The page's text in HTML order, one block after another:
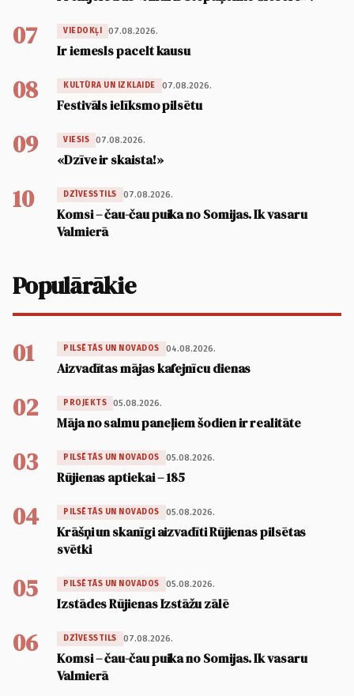
07 VIEDOKĻI 07.08.2026.
Ir iemesls pacelt kausu
08 KULTŪRA UN IZKLAIDE 07.08.2026.
Festivāls ielīksmo pilsētu
09 VIESIS 07.08.2026.
«Dzīve ir skaista!»
10 DZĪVESSTILS 07.08.2026.
Komsi – čau-čau puika no Somijas. Ik vasaru
Valmierā
Populārākie
01 PILSĒTĀS UN NOVADOS 04.08.2026.
Aizvadītas mājas kafejnīcu dienas
02 PROJEKTS 05.08.2026.
Māja no salmu paneļiem šodien ir realitāte
03 PILSĒTĀS UN NOVADOS 05.08.2026.
Rūjienas aptiekai – 185
04 PILSĒTĀS UN NOVADOS 05.08.2026.
Krāšņi un skanīgi aizvadīti Rūjienas pilsētas
svētki
05 PILSĒTĀS UN NOVADOS 05.08.2026.
Izstādes Rūjienas Izstāžu zālē
06 DZĪVESSTILS 07.08.2026.
Komsi – čau-čau puika no Somijas. Ik vasaru
Valmierā